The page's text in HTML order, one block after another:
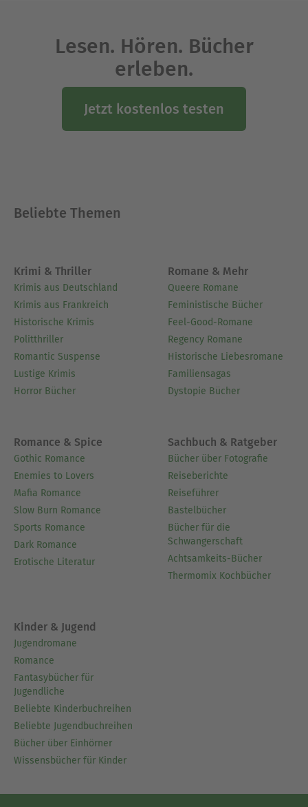
als Flucht, sondern aus Leidenschaft - beruflich
wie privat.
Sie ist die Autorin der beliebten LitRPG-Reihe »All
Dinniman, Shirtaloon und Aleron Kong gelobt
wurde. Honour Rae lebt im Norden Kaliforniens.
Lesen. Hören. Bücher
erleben.
Jetzt kostenlos testen
Beliebte Themen
Krimi & Thriller
Krimis aus Deutschland
Krimis aus Frankreich
Historische Krimis
Politthriller
Romantic Suspense
Lustige Krimis
Horror Bücher
Romane & Mehr
Queere Romane
Feministische Bücher
Feel-Good-Romane
Regency Romane
Historische Liebesromane
Familiensagas
Dystopie Bücher
Romance & Spice
Gothic Romance
Enemies to Lovers
Mafia Romance
Slow Burn Romance
Sports Romance
Dark Romance
Erotische Literatur
Sachbuch & Ratgeber
Bücher über Fotografie
Reiseberichte
Reiseführer
Bastelbücher
Bücher für die
Schwangerschaft
Achtsamkeits-Bücher
Thermomix Kochbücher
Kinder & Jugend
Jugendromane
Romance
Fantasybücher für
Jugendliche
Beliebte Kinderbuchreihen
Beliebte Jugendbuchreihen
Bücher über Einhörner
Wissensbücher für Kinder